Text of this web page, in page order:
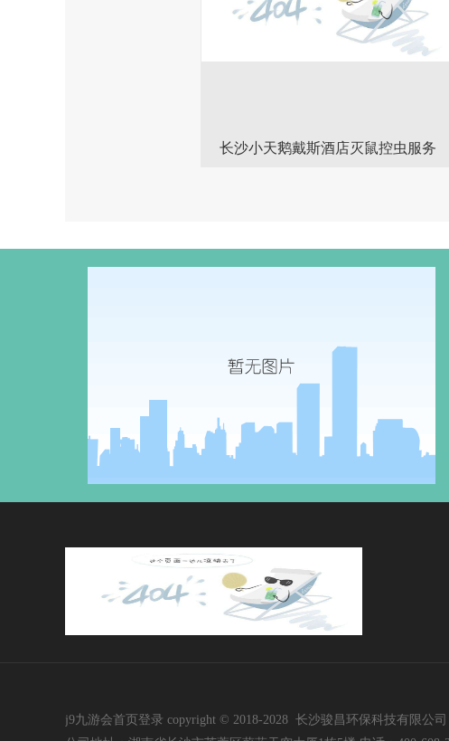
长沙小天鹅戴斯酒店灭鼠控虫服务
j9九游会首页登录 copyright © 2018-2028 长沙骏昌环保科技有限公司